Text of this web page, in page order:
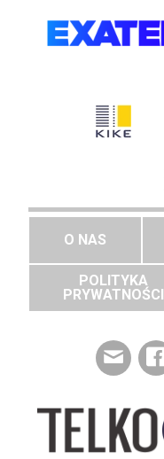
O NAS
POLITYKA
PRYWATNOŚCI